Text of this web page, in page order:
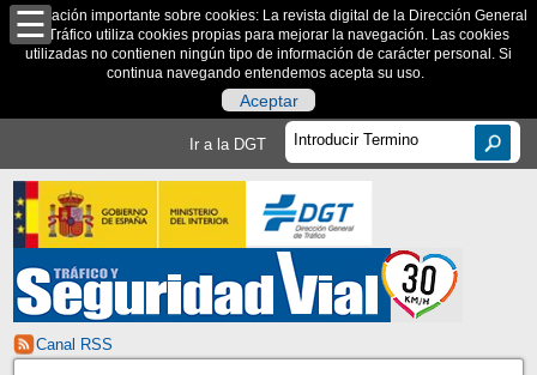
Información importante sobre cookies: La revista digital de la Dirección General
de Tráfico utiliza cookies propias para mejorar la navegación. Las cookies
utilizadas no contienen ningún tipo de información de carácter personal. Si
continua navegando entendemos acepta su uso.
Aceptar
Ir a la DGT
Canal RSS